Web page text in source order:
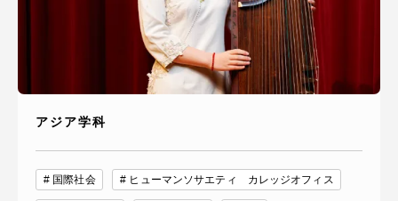
アジア学科
国際社会 ヒューマンソサエティ カレッジオフィス